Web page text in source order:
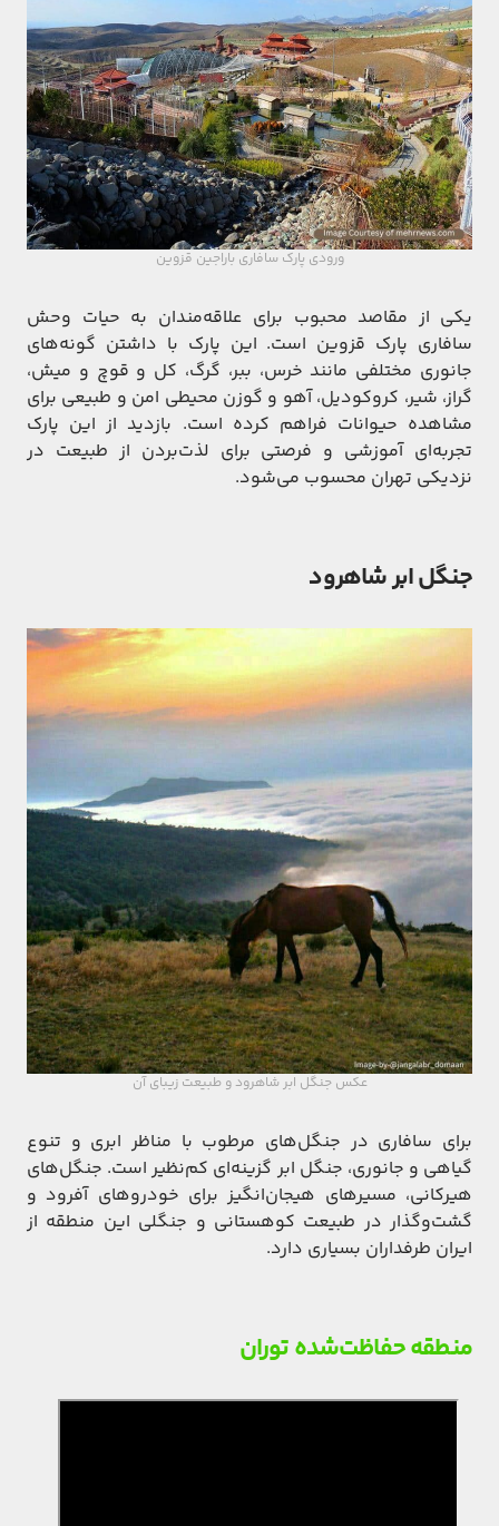
ورودی پارک سافاری باراجین قزوین
یکی از مقاصد محبوب برای علاقه‌مندان به حیات وحش
سافاری پارک قزوین است. این پارک با داشتن گونه‌های
جانوری مختلفی مانند خرس، ببر، گرگ، كل و قوچ و میش،
گراز، شیر، كروكودیل، آهو و گوزن محیطی امن و طبیعی برای
مشاهده حیوانات فراهم کرده است. بازدید از این پارک
تجربه‌ای آموزشی و فرصتی برای لذت‌بردن از طبیعت در
نزدیکی تهران محسوب می‌شود.
جنگل ابر شاهرود
عکس جنگل ابر شاهرود و طبیعت زیبای آن
برای سافاری در جنگل‌های مرطوب با مناظر ابری و تنوع
گیاهی و جانوری، جنگل ابر گزینه‌ای کم‌نظیر است. جنگل‌های
هیرکانی، مسیرهای هیجان‌انگیز برای خودروهای آفرود و
گشت‌وگذار در طبیعت کوهستانی و جنگلی این منطقه از
ایران طرفداران بسیاری دارد.
منطقه حفاظت‌شده توران